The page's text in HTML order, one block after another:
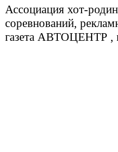
Ассоциация хот-
соревнований,
газета АВТОЦЕНТР ,